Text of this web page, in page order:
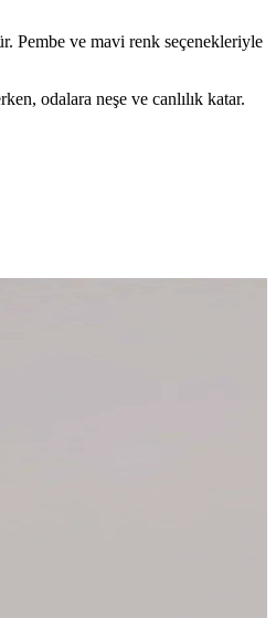
Pembe ve mavi renk seçenekleriyle
odalara neşe ve canlılık katar.
değeri öne çıkıyor.
değerli buluntular